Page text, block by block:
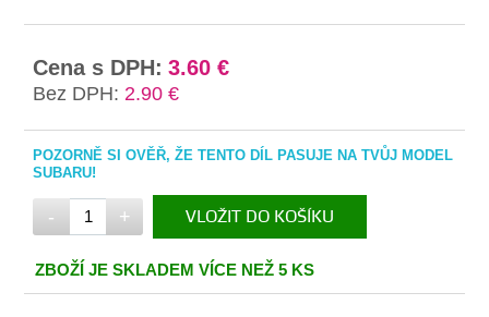
Cena s DPH: 3.60 €
Bez DPH: 2.90 €
POZORNĚ SI OVĚŘ, ŽE TENTO DÍL PASUJE NA TVŮJ MODEL
SUBARU!
- + VLOŽIT DO KOŠÍKU
V KOŠÍKU
ZBOŽÍ JE SKLADEM VÍCE NEŽ 5 KS